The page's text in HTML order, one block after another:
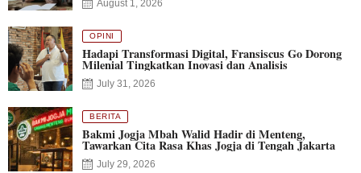
August 1, 2026
OPINI
Hadapi Transformasi Digital, Fransiscus Go Dorong
Milenial Tingkatkan Inovasi dan Analisis
July 31, 2026
BERITA
Bakmi Jogja Mbah Walid Hadir di Menteng,
Tawarkan Cita Rasa Khas Jogja di Tengah Jakarta
July 29, 2026